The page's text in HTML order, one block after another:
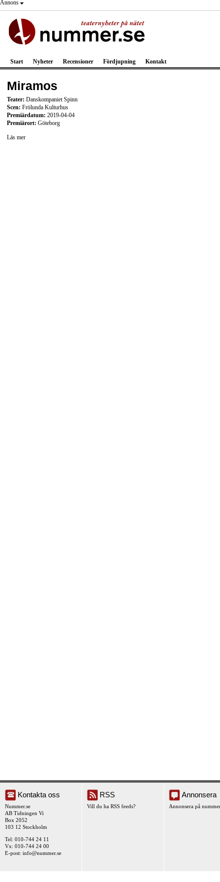
Annons
Start Nyheter Recensioner Fördjupning Kontakt
Miramos
Teater: Danskompaniet Spinn
Scen: Frölunda Kulturhus
Premiärdatum: 2019-04-04
Premiärort: Göteborg
Läs mer
Kontakta oss
Nummer.se
AB Tidningen Vi
Box 2052
103 12 Stockholm
Tel: 010-744 24 11
Vx: 010-744 24 00
E-post: info@nummer.se
RSS
Vill du ha RSS feeds?
Annonsera
Annonsera på